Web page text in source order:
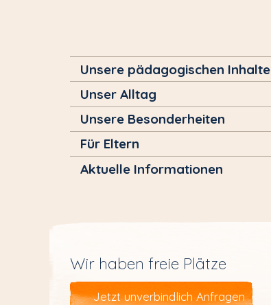
Unsere pädagogischen Inhalte
Unser Alltag
Unsere Besonderheiten
Für Eltern
Aktuelle Informationen
Wir haben freie Plätze
Jetzt unverbindlich Anfragen